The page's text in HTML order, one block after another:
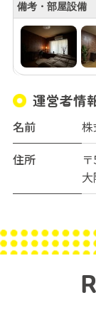
備考・部屋設備
運営者情
名前
住所